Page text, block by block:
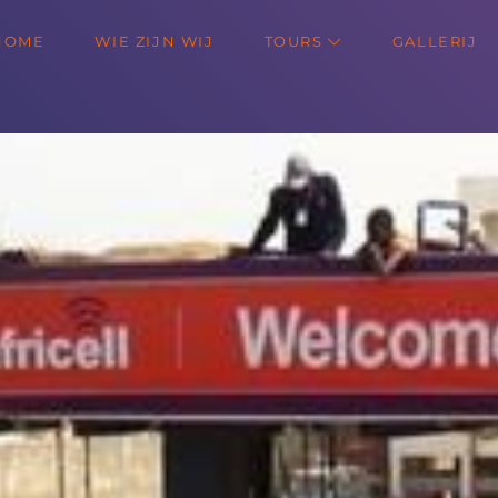
WIE ZIJN WIJ TOURS GALLERIJ